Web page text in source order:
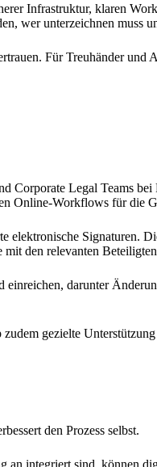
Infrastruktur, klaren
wer unterzeichnen muss
Für Treuhänder
Corporate Legal Teams
Online-Workflows für die
elektronische Signaturen.
den relevanten
darunter
gezielte
den Prozess selbst.
integriert sind, können